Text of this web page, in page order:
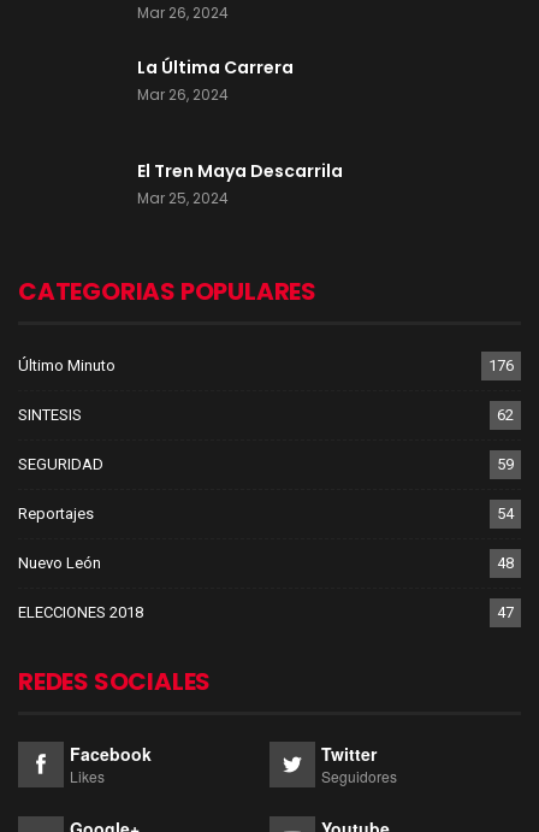
Mar 26, 2024
La Última Carrera
Mar 26, 2024
El Tren Maya Descarrila
Mar 25, 2024
CATEGORIAS POPULARES
Último Minuto 176
SINTESIS 62
SEGURIDAD 59
Reportajes 54
Nuevo León 48
ELECCIONES 2018 47
REDES SOCIALES
Facebook
Likes
Twitter
Seguidores